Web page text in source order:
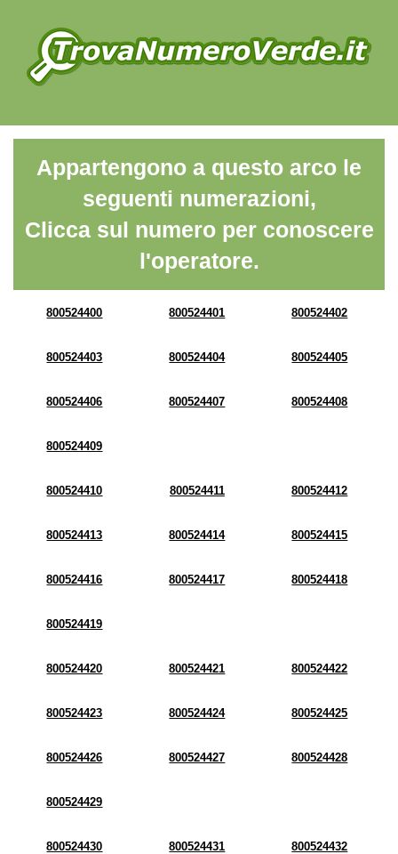
Appartengono a questo arco le
seguenti numerazioni,
Clicca sul numero per conoscere
l'operatore.
800524400 800524401 800524402
800524403 800524404 800524405
800524406 800524407 800524408
800524409
800524410 800524411 800524412
800524413 800524414 800524415
800524416 800524417 800524418
800524419
800524420 800524421 800524422
800524423 800524424 800524425
800524426 800524427 800524428
800524429
800524430 800524431 800524432